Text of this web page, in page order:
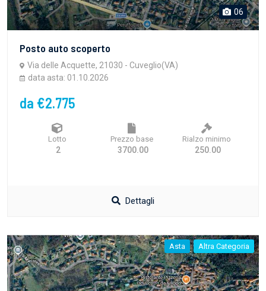
06
Posto auto scoperto
Via delle Acquette, 21030 - Cuveglio(VA)
data asta: 01.10.2026
da €2.775
Lotto
2
Prezzo base
3700.00
Rialzo minimo
250.00
Dettagli
Asta Altra Categoria